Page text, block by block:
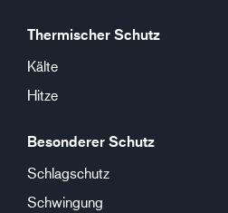
Thermischer Schutz
Kälte
Hitze
Besonderer Schutz
Schlagschutz
Schwingung